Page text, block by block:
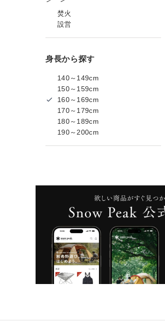
焚火
設営
身長から探す
140～149cm
150～159cm
160～169cm
170～179cm
180～189cm
190～200cm